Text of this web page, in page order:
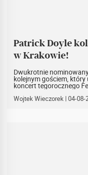
Patrick Doyle
w Krakowie!
Dwukrotnie
kolejnym gościem,
koncert tegorocznego
Wojtek Wieczorek | 04-08-